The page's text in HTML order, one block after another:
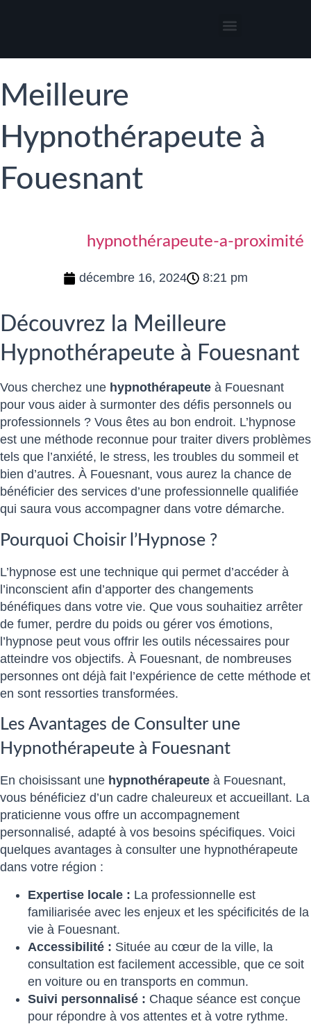
Meilleure
Hypnothérapeute à
Fouesnant
hypnothérapeute-a-proximité
décembre 16, 2024 8:21 pm
Découvrez la Meilleure
Hypnothérapeute à Fouesnant
Vous cherchez une hypnothérapeute à Fouesnant
pour vous aider à surmonter des défis personnels ou
professionnels ? Vous êtes au bon endroit. L’hypnose
est une méthode reconnue pour traiter divers problèmes
tels que l’anxiété, le stress, les troubles du sommeil et
bien d’autres. À Fouesnant, vous aurez la chance de
bénéficier des services d’une professionnelle qualifiée
qui saura vous accompagner dans votre démarche.
Pourquoi Choisir l’Hypnose ?
L’hypnose est une technique qui permet d’accéder à
l’inconscient afin d’apporter des changements
bénéfiques dans votre vie. Que vous souhaitiez arrêter
de fumer, perdre du poids ou gérer vos émotions,
l’hypnose peut vous offrir les outils nécessaires pour
atteindre vos objectifs. À Fouesnant, de nombreuses
personnes ont déjà fait l’expérience de cette méthode et
en sont ressorties transformées.
Les Avantages de Consulter une
Hypnothérapeute à Fouesnant
En choisissant une hypnothérapeute à Fouesnant,
vous bénéficiez d’un cadre chaleureux et accueillant. La
praticienne vous offre un accompagnement
personnalisé, adapté à vos besoins spécifiques. Voici
quelques avantages à consulter une hypnothérapeute
dans votre région :
Expertise locale : La professionnelle est
familiarisée avec les enjeux et les spécificités de la
vie à Fouesnant.
Accessibilité : Située au cœur de la ville, la
consultation est facilement accessible, que ce soit
en voiture ou en transports en commun.
Suivi personnalisé : Chaque séance est conçue
pour répondre à vos attentes et à votre rythme.